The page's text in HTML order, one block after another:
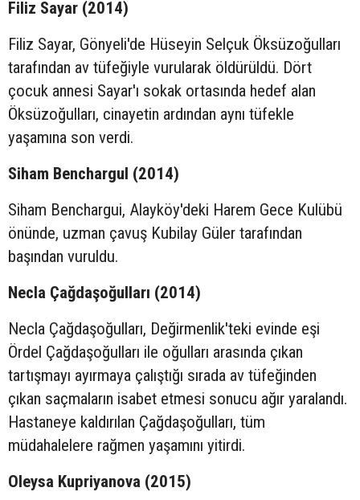
Filiz Sayar (2014)
Filiz Sayar, Gönyeli'de Hüseyin Selçuk Öksüzoğulları
tarafından av tüfeğiyle vurularak öldürüldü. Dört
çocuk annesi Sayar'ı sokak ortasında hedef alan
Öksüzoğulları, cinayetin ardından aynı tüfekle
yaşamına son verdi.
Siham Benchargul (2014)
Siham Benchargui, Alayköy'deki Harem Gece Kulübü
önünde, uzman çavuş Kubilay Güler tarafından
başından vuruldu.
Necla Çağdaşoğulları (2014)
Necla Çağdaşoğulları, Değirmenlik'teki evinde eşi
Ördel Çağdaşoğulları ile oğulları arasında çıkan
tartışmayı ayırmaya çalıştığı sırada av tüfeğinden
çıkan saçmaların isabet etmesi sonucu ağır yaralandı.
Hastaneye kaldırılan Çağdaşoğulları, tüm
müdahalelere rağmen yaşamını yitirdi.
Oleysa Kupriyanova (2015)